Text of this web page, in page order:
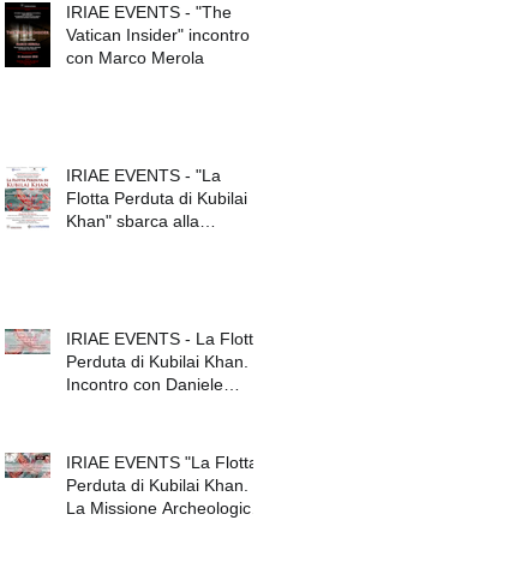
IRIAE EVENTS - "The
Vatican Insider" incontro
con Marco Merola
IRIAE EVENTS - "La
Flotta Perduta di Kubilai
Khan" sbarca alla
IRIAE EVENTS - La Flotta
Perduta di Kubilai Khan.
Incontro con Daniele
IRIAE EVENTS "La Flotta
Perduta di Kubilai Khan.
La Missione Archeologica